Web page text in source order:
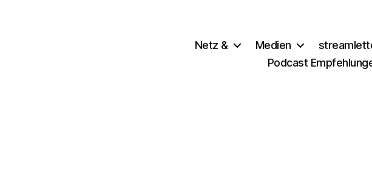
Netz & Medien
Podcast